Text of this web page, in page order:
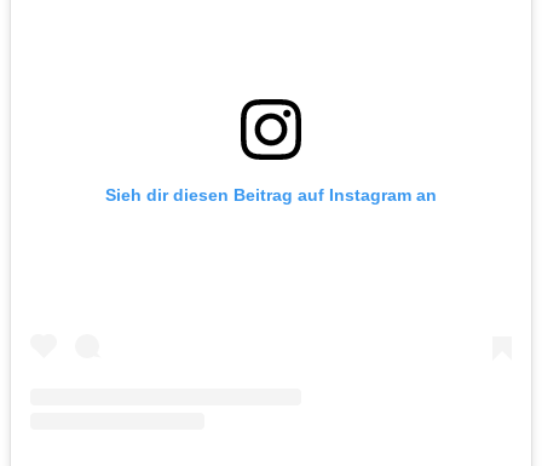
Sieh dir diesen Beitrag auf Instagram an